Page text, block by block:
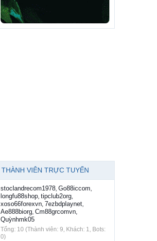
THÀNH VIÊN TRỰC TUYẾN
stoclandrecom1978, Go88iccom,
longfu88shop, tipclub2org,
xoso66forexvn, 7ezbdplaynet,
Ae888biorg, Cm88grcomvn,
Quỳnhmk05
Tổng: 10 (Thành viên: 9, Khách: 1, Bots:
0)